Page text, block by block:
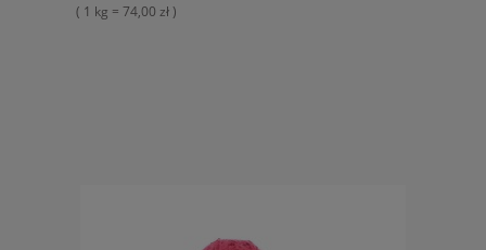
( 1 kg = 74,00 zł )